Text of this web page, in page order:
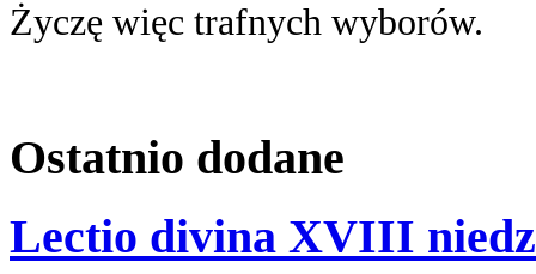
Życzę więc trafnych wyborów.
Ostatnio dodane
Lectio divina XVIII